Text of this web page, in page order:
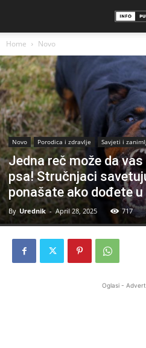
Home Novo
Novo Porodica i zdravlje Savjeti i
Jedna reč može da
psa! Stručnjaci
ponašate ako dođete
By Urednik - April 28, 2025 717
Oglasi -